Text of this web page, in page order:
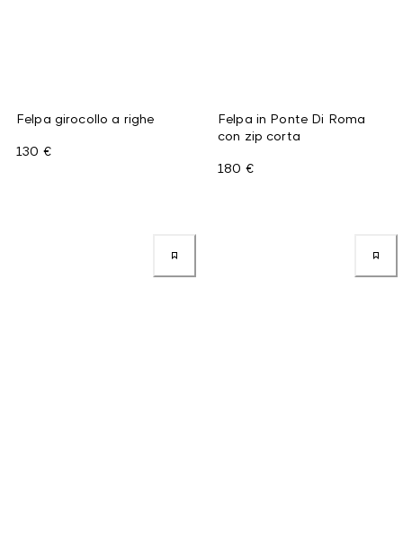
Felpa girocollo a righe
130 €
Felpa in Ponte Di Roma
con zip corta
180 €